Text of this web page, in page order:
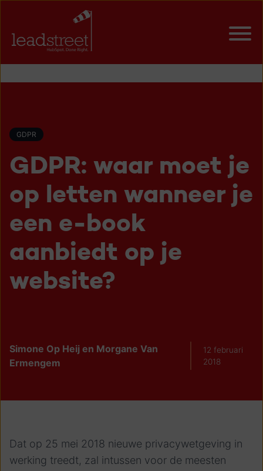
GDPR
GDPR: waar moet je
op letten wanneer je
een e-book
aanbiedt op je
website?
Simone Op Heij en Morgane Van
Ermengem
12 februari
2018
Dat op 25 mei 2018 nieuwe privacywetgeving in
werking treedt, zal intussen voor de meesten